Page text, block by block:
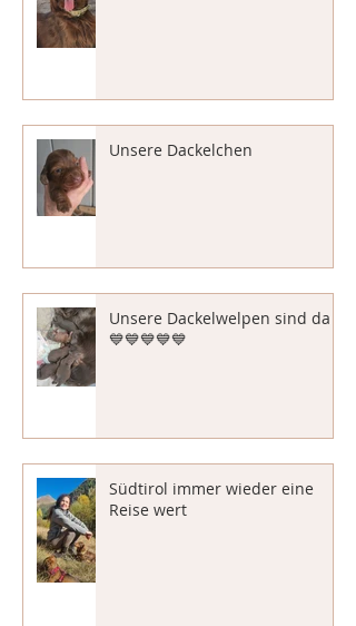
Unsere Dackelchen
Unsere Dackelwelpen sind da
💙💙💙💙💙
Südtirol immer wieder eine
Reise wert